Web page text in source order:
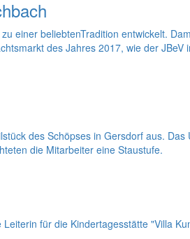
einer beliebtenTradition entwickelt.
des Jahres 2017, wie der
des Schöpses in Gersdorf aus.
die Mitarbeiter eine Staustufe.
für die Kindertagesstätte "Villa